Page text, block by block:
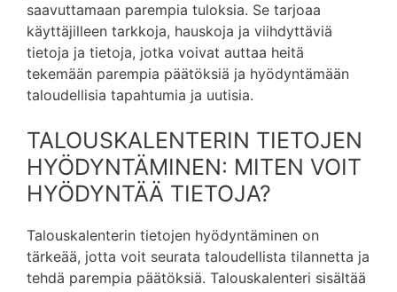
saavuttamaan parempia tuloksia. Se tarjoaa
käyttäjilleen tarkkoja, hauskoja ja viihdyttäviä
tietoja ja tietoja, jotka voivat auttaa heitä
tekemään parempia päätöksiä ja hyödyntämään
taloudellisia tapahtumia ja uutisia.
TALOUSKALENTERIN TIETOJEN
HYÖDYNTÄMINEN: MITEN VOIT
HYÖDYNTÄÄ TIETOJA?
Talouskalenterin tietojen hyödyntäminen on
tärkeää, jotta voit seurata taloudellista tilannetta ja
tehdä parempia päätöksiä. Talouskalenteri sisältää